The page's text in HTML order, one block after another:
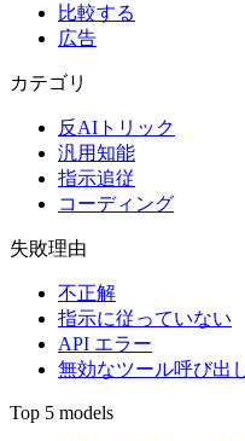
比較する
広告
カテゴリ
反AIトリック
汎用知能
指示追従
コーディング
失敗理由
不正解
指示に従っていない
API エラー
無効なツール呼び出
Top 5 models